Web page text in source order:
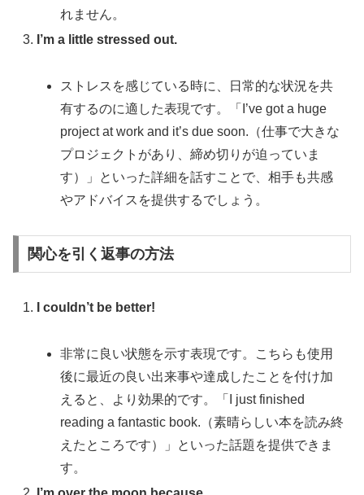
れません。
I’m a little stressed out.
ストレスを感じている時に、日常的な状況を共
有するのに適した表現です。「I’ve got a huge
project at work and it’s due soon.（仕事で大きな
プロジェクトがあり、締め切りが迫っていま
す）」といった詳細を話すことで、相手も共感
やアドバイスを提供するでしょう。
関心を引く返事の方法
I couldn’t be better!
非常に良い状態を示す表現です。こちらも使用
後に最近の良い出来事や達成したことを付け加
えると、より効果的です。「I just finished
reading a fantastic book.（素晴らしい本を読み終
えたところです）」といった話題を提供できま
す。